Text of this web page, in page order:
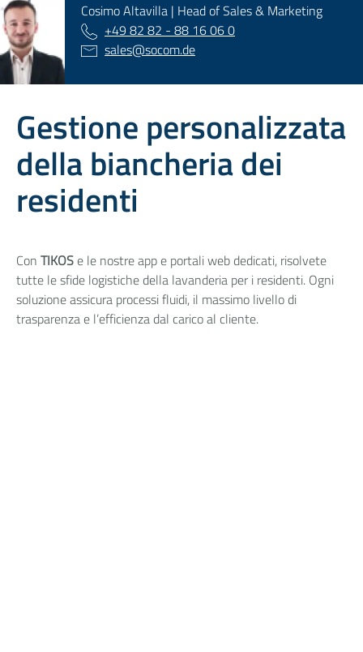
Cosimo Altavilla | Head of Sales & Marketing
+49 82 82 - 88 16 06 0
sales@socom.de
Gestione personalizzata
della biancheria dei
residenti
Con TIKOSe le nostre app e portali web dedicati, risolvete
tutte le sfide logistiche della lavanderia per i residenti. Ogni
soluzione assicura processi fluidi, il massimo livello di
trasparenza e l’efficienza dal carico al cliente.